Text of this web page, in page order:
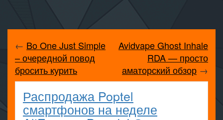
← Bo One Just Simple
– очередной повод
бросить курить
Avidvape Ghost Inhale
RDA — просто
аматорский обзор →
Распродажа Poptel
смартфонов на неделе